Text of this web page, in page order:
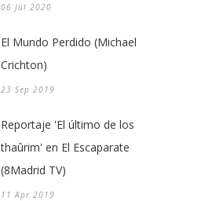
06 Jul 2020
El Mundo Perdido (Michael
Crichton)
23 Sep 2019
Reportaje 'El último de los
thaûrim' en El Escaparate
(8Madrid TV)
11 Apr 2019